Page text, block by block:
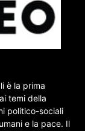
è la prima
temi della
politico-sociali
e la pace. Il